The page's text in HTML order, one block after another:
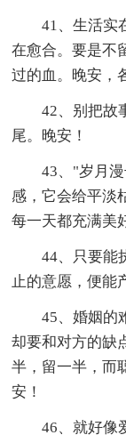
41、生活实
在愈合。要是不
过的血。晚安，
42、别把故
尾。晚安！
43、"岁月
感，它会给平淡
每一天都充满美
44、只要能
止的意愿，便能
45、婚姻的
却要和对方的缺
半，留一半，而
安！
46、就好像